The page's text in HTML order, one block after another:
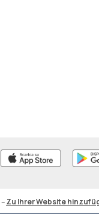
–Zu Ihrer Website